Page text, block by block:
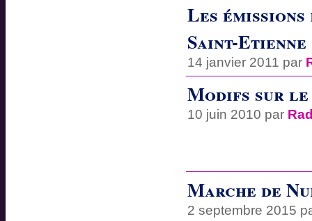
Les
Saint-Etienne
14 janvier 2011 par
Modifs sur le
10 juin 2010 par
Marche de
2 septembre 2015